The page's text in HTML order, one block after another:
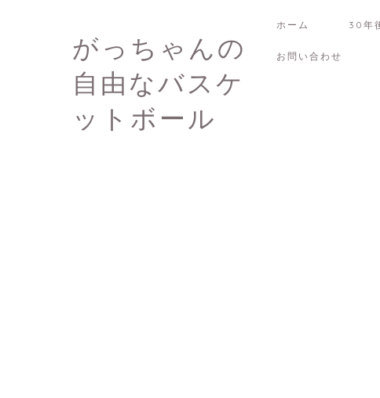
がっちゃんの
自由なバスケ
ットボール
ホーム 30年
お問い合わせ